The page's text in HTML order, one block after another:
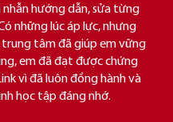
hướng dẫn, sửa từng
những lúc áp lực, nhưng
trung tâm đã giúp em vững
em đã đạt được chứng
vì đã luôn đồng hành và
học tập đáng nhớ.